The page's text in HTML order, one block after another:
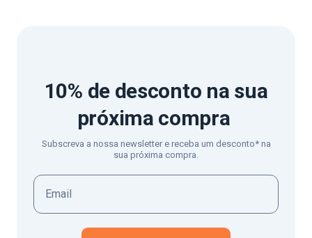
10% de desconto na sua
próxima compra
Subscreva a nossa newsletter e receba um desconto* na
sua próxima compra.